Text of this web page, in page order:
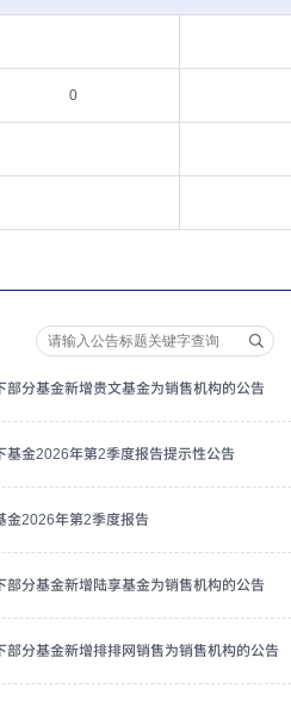
0
分基金新增贵文基金为销售机构的公告
基金2026年第2季度报告提示性公告
金2026年第2季度报告
分基金新增陆享基金为销售机构的公告
分基金新增排排网销售为销售机构的公告